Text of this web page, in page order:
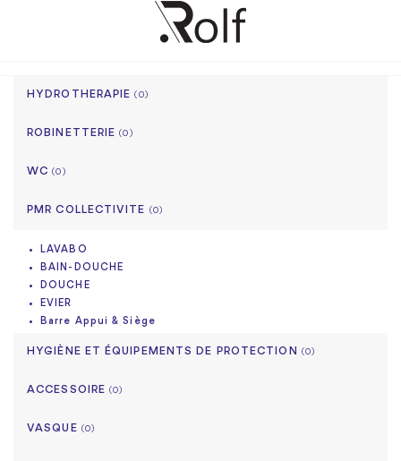
HYDROTHERAPIE(0)
ROBINETTERIE(0)
WC(0)
PMR COLLECTIVITE (0)
LAVABO
BAIN-DOUCHE
DOUCHE
EVIER
Barre Appui & Siège
HYGIÈNE ET ÉQUIPEMENTS DE PROTECTION (0)
ACCESSOIRE(0)
VASQUE (0)